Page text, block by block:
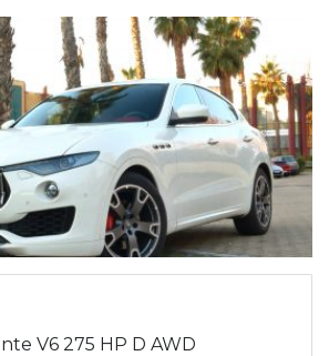
V6 275 HP D AWD